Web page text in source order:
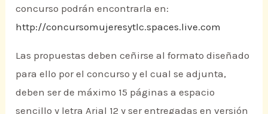
concurso podrán encontrarla en:
http://concursomujeresytlc.spaces.live.com
Las propuestas deben ceñirse al formato diseñado
para ello por el concurso y el cual se adjunta,
deben ser de máximo 15 páginas a espacio
sencillo y letra Arial 12 y ser entregadas en versión